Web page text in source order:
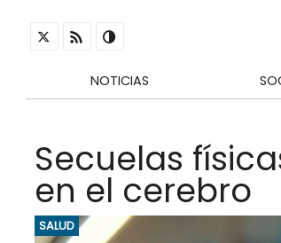
NOTICIAS
Secuelas
en el cerebro
SALUD